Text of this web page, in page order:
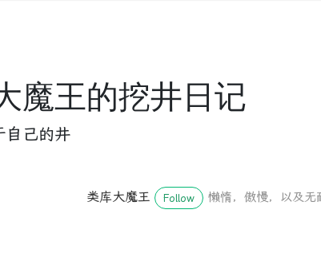
魔王的挖井日记
自己的井
类库大魔王 Follow 懒惰，傲慢，以及无